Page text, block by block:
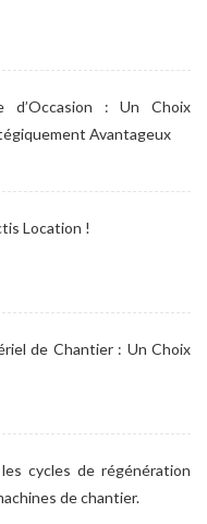
d’Occasion : Un Choix
Avantageux
Location !
de Chantier : Un Choix
cycles de régénération
de chantier.